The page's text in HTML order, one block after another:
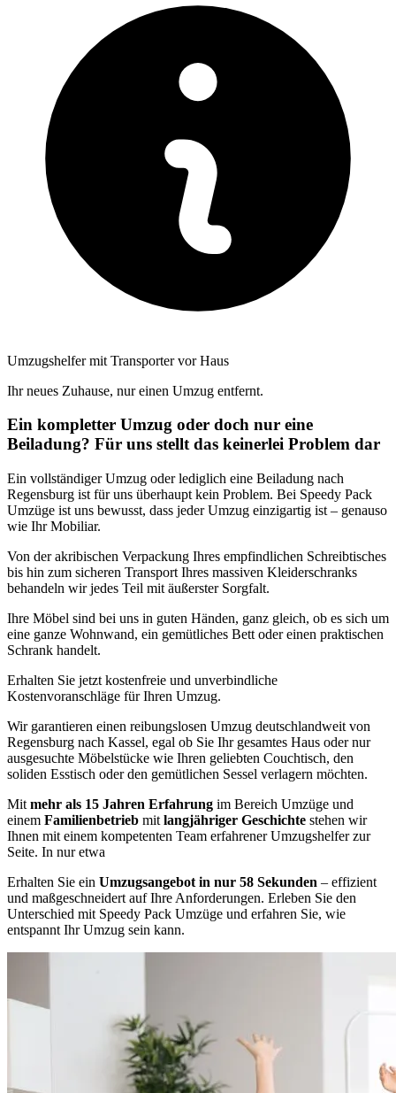
Umzugshelfer mit Transporter vor Haus
Ihr neues Zuhause, nur einen Umzug entfernt.
Ein kompletter Umzug oder doch nur eine
Beiladung? Für uns stellt das keinerlei Problem dar
Ein vollständiger Umzug oder lediglich eine Beiladung nach
Regensburg ist für uns überhaupt kein Problem. Bei Speedy Pack
Umzüge ist uns bewusst, dass jeder Umzug einzigartig ist – genauso
wie Ihr Mobiliar.
Von der akribischen Verpackung Ihres empfindlichen Schreibtisches
bis hin zum sicheren Transport Ihres massiven Kleiderschranks
behandeln wir jedes Teil mit äußerster Sorgfalt.
Ihre Möbel sind bei uns in guten Händen, ganz gleich, ob es sich um
eine ganze Wohnwand, ein gemütliches Bett oder einen praktischen
Schrank handelt.
Erhalten Sie jetzt kostenfreie und unverbindliche
Kostenvoranschläge für Ihren Umzug.
Wir garantieren einen reibungslosen Umzug deutschlandweit von
Regensburg nach Kassel, egal ob Sie Ihr gesamtes Haus oder nur
ausgesuchte Möbelstücke wie Ihren geliebten Couchtisch, den
soliden Esstisch oder den gemütlichen Sessel verlagern möchten.
Mit mehr als 15 Jahren Erfahrung im Bereich Umzüge und
einem Familienbetrieb mit langjähriger Geschichte stehen wir
Ihnen mit einem kompetenten Team erfahrener Umzugshelfer zur
Seite. In nur etwa
Erhalten Sie ein Umzugsangebot in nur 58 Sekunden – effizient
und maßgeschneidert auf Ihre Anforderungen. Erleben Sie den
Unterschied mit Speedy Pack Umzüge und erfahren Sie, wie
entspannt Ihr Umzug sein kann.